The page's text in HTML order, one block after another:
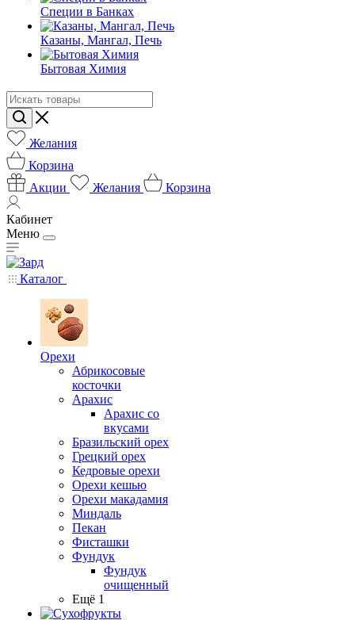
Специи в Банках
Казаны, Мангал, Печь
Бытовая Химия
Желания
Корзина
Акции
Желания Корзина
Кабинет
Меню
Каталог
Орехи
Абрикосовые
косточки
Арахис
Арахис со
вкусами
Бразильский орех
Грецкий орех
Кедровые орехи
Орехи кешью
Орехи макадамия
Миндаль
Пекан
Фисташки
Фундук
Фундук
очищенный
Ещё 1